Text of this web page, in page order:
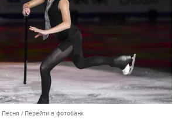
Перейти в фотобанк